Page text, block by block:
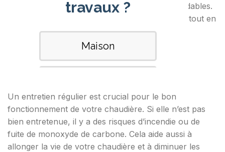
proposons des contrats d’entretien à prix abordables.
Nous nous occupons des chaudières à gaz partout en
France. Pour un devis gratuit, contactez-nous.
chaudière est important ?
Un entretien régulier est crucial pour le bon
fonctionnement de votre chaudière. Si elle n’est pas
bien entretenue, il y a des risques d’incendie ou de
fuite de monoxyde de carbone. Cela aide aussi à
allonger la vie de votre chaudière et à diminuer les